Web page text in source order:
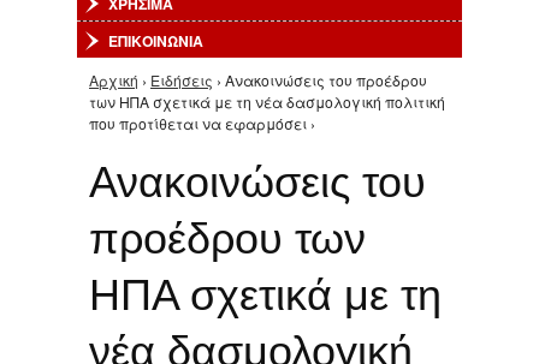
ΕΠΙΚΟΙΝΩΝΙΑ
Είστε εδώ
Αρχική › Ειδήσεις › Ανακοινώσεις του προέδρου
των ΗΠΑ σχετικά με τη νέα δασμολογική πολιτική
που προτίθεται να εφαρμόσει ›
Ανακοινώσεις του
προέδρου των
ΗΠΑ σχετικά με τη
νέα δασμολογική